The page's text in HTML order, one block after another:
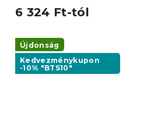
6 324 Ft-tól
Újdonság
Kedvezménykupon
-10% "BTS10"